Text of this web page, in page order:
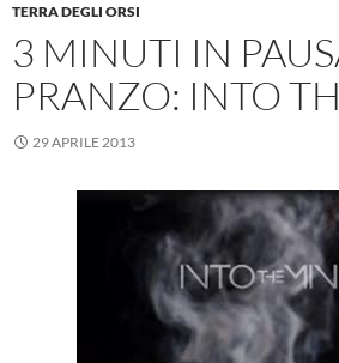
TERRA DEGLI ORSI
3 MINUTI IN
PRANZO: INTO
29 APRILE 2013